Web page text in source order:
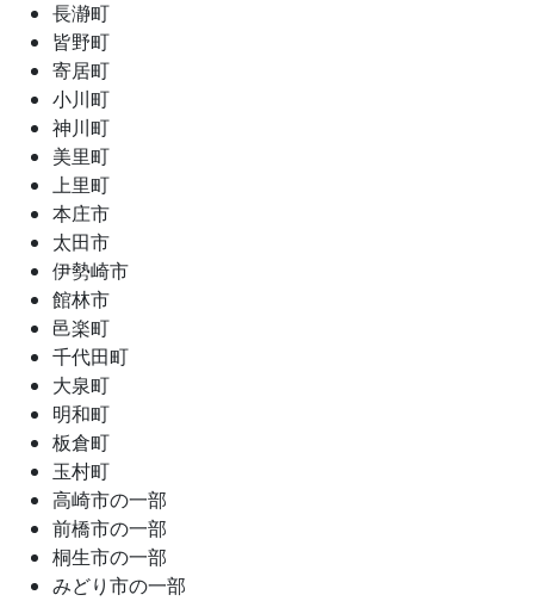
長瀞町
皆野町
寄居町
小川町
神川町
美里町
上里町
本庄市
太田市
伊勢崎市
館林市
邑楽町
千代田町
大泉町
明和町
板倉町
玉村町
高崎市の一部
前橋市の一部
桐生市の一部
みどり市の一部